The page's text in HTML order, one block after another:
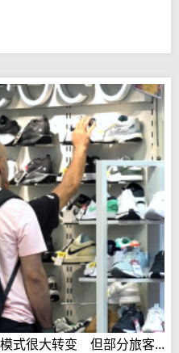
式很大转变 但部分旅客...